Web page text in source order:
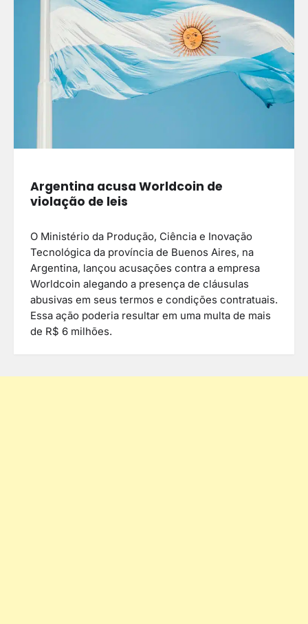
Argentina acusa Worldcoin de
violação de leis
O Ministério da Produção, Ciência e Inovação
Tecnológica da província de Buenos Aires, na
Argentina, lançou acusações contra a empresa
Worldcoin alegando a presença de cláusulas
abusivas em seus termos e condições contratuais.
Essa ação poderia resultar em uma multa de mais
de R$ 6 milhões.